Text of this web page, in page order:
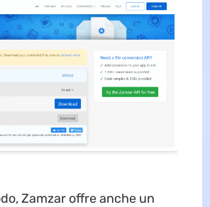
Zamzar offre anche un